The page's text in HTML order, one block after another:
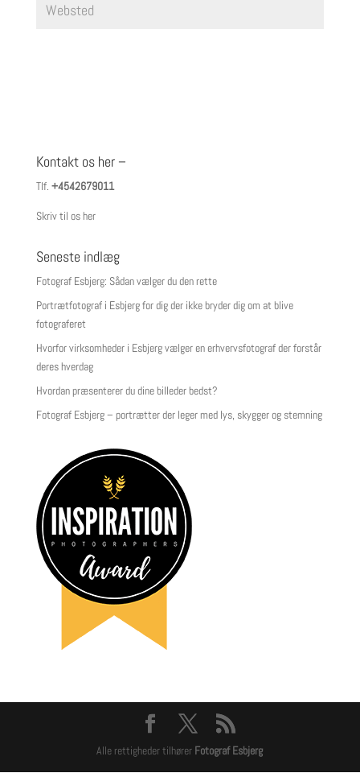
Kontakt os her –
Tlf. +4542679011
Skriv til os her
Seneste indlæg
Fotograf Esbjerg: Sådan vælger du den rette
Portrætfotograf i Esbjerg for dig der ikke bryder dig om at blive
fotograferet
Hvorfor virksomheder i Esbjerg vælger en erhvervsfotograf der forstår
deres hverdag
Hvordan præsenterer du dine billeder bedst?
Fotograf Esbjerg – portrætter der leger med lys, skygger og stemning
Alle rettigheder tilhører Fotograf Esbjerg